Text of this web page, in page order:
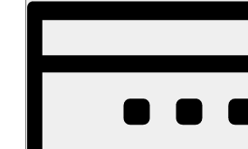
Ansichten-